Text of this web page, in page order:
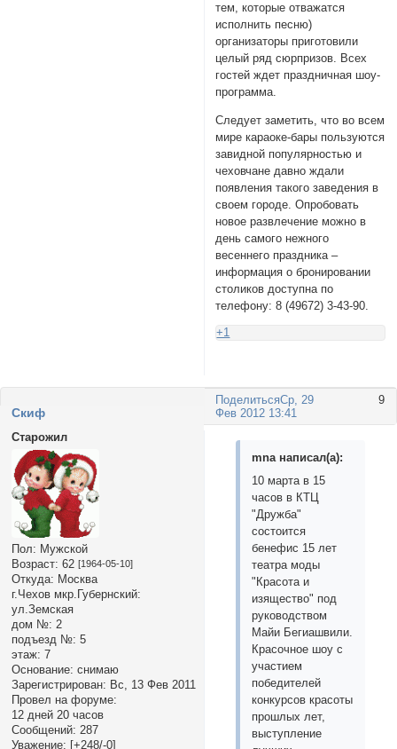
тем, которые отважатся
исполнить песню)
организаторы приготовили
целый ряд сюрпризов. Всех
гостей ждет праздничная шоу-
программа.
Следует заметить, что во всем
мире караоке-бары пользуются
завидной популярностью и
чеховчане давно ждали
появления такого заведения в
своем городе. Опробовать
новое развлечение можно в
день самого нежного
весеннего праздника –
информация о бронировании
столиков доступна по
телефону: 8 (49672) 3-43-90.
+1
Поделиться 9
Ср, 29
Фев 2012 13:41
Cкиф
Старожил
Пол: Мужской
Возраст: 62 [1964-05-10]
Откуда: Москва
г.Чехов мкр.Губернский:
ул.Земская
дом №: 2
подъезд №: 5
этаж: 7
Основание: снимаю
Зарегистрирован: Вс, 13 Фев 2011
Провел на форуме:
12 дней 20 часов
Сообщений: 287
Уважение: [+248/-0]
mnа написал(а):
10 марта в 15
часов в КТЦ
"Дружба"
состоится
бенефис 15 лет
театра моды
"Красота и
изящество" под
руководством
Майи Бегиашвили.
Красочное шоу с
участием
победителей
конкурсов красоты
прошлых лет,
выступление